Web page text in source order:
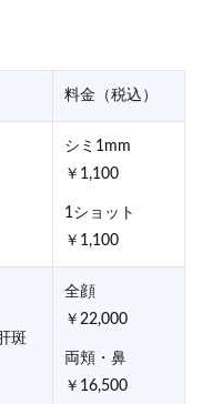
料金（税込）
シミ1mm
￥1,100
1ショット
￥1,100
斑
全顔
￥22,000
両頬・鼻
￥16,500